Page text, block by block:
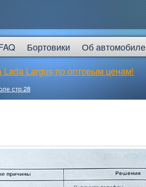
Бортовики Об автомобиле
Lada Largus по оптовым ценам!
стр.28